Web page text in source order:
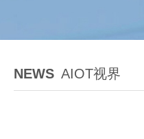
NEWS AIOT视界